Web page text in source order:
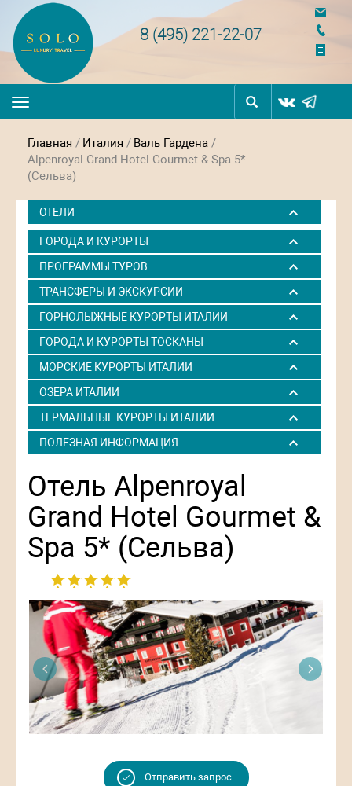
8 (495) 221-22-07
Toggle
navigation
Главная / Италия / Валь Гардена /
Alpenroyal Grand Hotel Gourmet & Spa 5*
(Сельва)
ОТЕЛИ
ГОРОДА И КУРОРТЫ
ПРОГРАММЫ ТУРОВ
ТРАНСФЕРЫ И ЭКСКУРСИИ
ГОРНОЛЫЖНЫЕ КУРОРТЫ ИТАЛИИ
ГОРОДА И КУРОРТЫ ТОСКАНЫ
МОРСКИЕ КУРОРТЫ ИТАЛИИ
ОЗЕРА ИТАЛИИ
ТЕРМАЛЬНЫЕ КУРОРТЫ ИТАЛИИ
ПОЛЕЗНАЯ ИНФОРМАЦИЯ
Отель Alpenroyal
Grand Hotel Gourmet &
Spa 5* (Сельва)
Отправить запрос